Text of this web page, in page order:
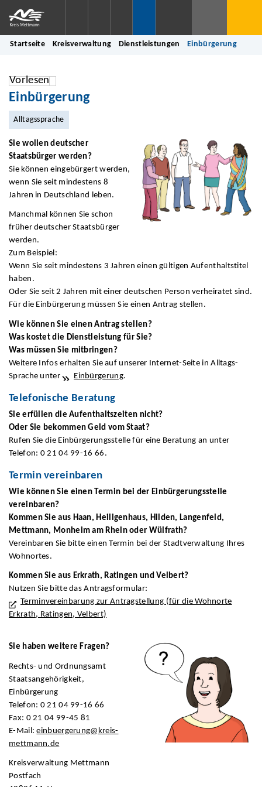
Startseite Kreisverwaltung Dienstleistungen Einbürgerung
Vorlesen
Einbürgerung
Alltagssprache
Sie wollen deutscher
Staatsbürger werden?
Sie können eingebürgert werden,
wenn Sie seit mindestens 8
Jahren in Deutschland leben.
Manchmal können Sie schon
früher deutscher Staatsbürger
werden.
Zum Beispiel:
Wenn Sie seit mindestens 3 Jahren einen gültigen Aufenthaltstitel
haben.
Oder Sie seit 2 Jahren mit einer deutschen Person verheiratet sind.
Für die Einbürgerung müssen Sie einen Antrag stellen.
Wie können Sie einen Antrag stellen?
Was kostet die Dienstleistung für Sie?
Was müssen Sie mitbringen?
Weitere Infos erhalten Sie auf unserer Internet-Seite in Alltags-
Sprache unter
Einbürgerung.
Telefonische Beratung
Sie erfüllen die Aufenthaltszeiten nicht?
Oder Sie bekommen Geld vom Staat?
Rufen Sie die Einbürgerungsstelle für eine Beratung an unter
Telefon: 0 21 04 99-16 66.
Termin vereinbaren
Wie können Sie einen Termin bei der Einbürgerungsstelle
vereinbaren?
Kommen Sie aus Haan, Heiligenhaus, Hilden, Langenfeld,
Mettmann, Monheim am Rhein oder Wülfrath?
Vereinbaren Sie bitte einen Termin bei der Stadtverwaltung Ihres
Wohnortes.
Kommen Sie aus Erkrath, Ratingen und Velbert?
Nutzen Sie bitte das Antragsformular:
Terminvereinbarung zur Antragstellung (für die Wohnorte
Erkrath, Ratingen, Velbert)
Sie haben weitere Fragen?
Rechts- und Ordnungsamt
Staatsangehörigkeit,
Einbürgerung
Telefon: 0 21 04 99-16 66
Fax: 0 21 04 99-45 81
E-Mail:einbuergerung@kreis-
mettmann.de
Kreisverwaltung Mettmann
Postfach